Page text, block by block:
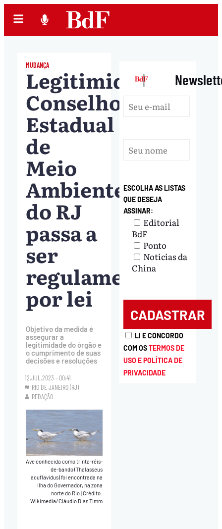
MUDANÇA
Legitimidade:
Conselho
Estadual
de
Meio
Ambiente
do RJ
passa a
ser
regulamentado
por lei
Objetivo da medida é
assegurar a
legitimidade do órgão e
o cumprimento de suas
decisões e resoluções
12.JUL.2023 - 00:41
RIO DE JANEIRO (RJ)
REDAÇÃO
Ave conhecida como trinta-réis-
de-bando (Thalasseus
acuflavidus) foi encontrada na
Ilha do Governador, na zona
norte do Rio|Crédito:
Wikimedia/Cláudio Dias Timm
|
ESCOLHA AS LISTAS
QUE DESEJA
ASSINAR:
Editorial
BdF
Ponto
Notícias da
China
LI E CONCORDO
COM OSTERMOS DE
USO E POLÍTICA DE
PRIVACIDADE